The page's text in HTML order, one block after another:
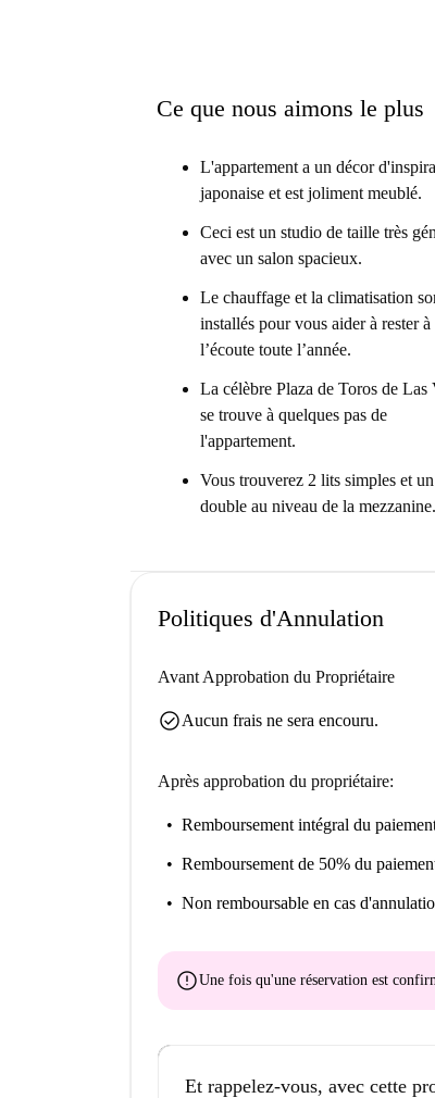
Ce que nous aimons le plus
L'appartement a un décor
japonaise et est joliment meublé.
Ceci est un studio de taille très
avec un salon spacieux.
Le chauffage et la climatisation
installés pour vous aider à rester à
l’écoute toute l’année.
La célèbre Plaza de Toros de Las
se trouve à quelques pas de
l'appartement.
Vous trouverez 2 lits simples et
double au niveau de la mezzanine.
Politiques d'Annulation
Avant Approbation du Propriétaire
check_circleAucun frais ne sera encouru.
Après approbation du propriétaire:
Remboursement intégral du
Remboursement de 50% du
Non remboursable en cas
errorUne fois qu'une réservation est
Et rappelez-vous, avec cette